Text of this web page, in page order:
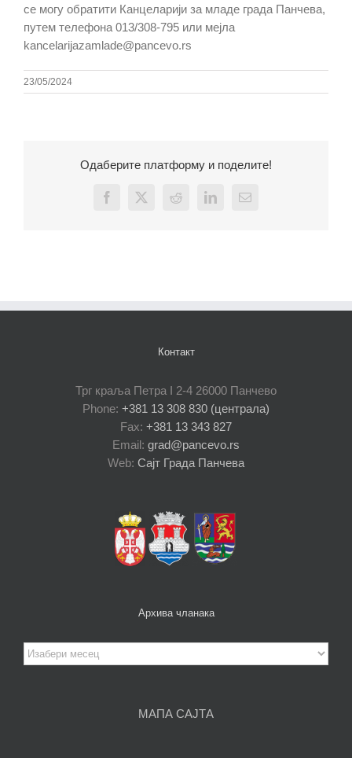
се могу обратити Канцеларији за младе града Панчева,
путем телефона 013/308-795 или мејла
kancelarijazamlade@pancevo.rs
23/05/2024
Одаберите платформу и поделите!
Facebook
X Reddit LinkedInEmail
Контакт
Трг краља Петра I 2-4 26000 Панчево
Phone: +381 13 308 830 (централа)
Fax: +381 13 343 827
Email: grad@pancevo.rs
Web: Сајт Града Панчева
Архива чланака
Архива
чланака
МАПА САЈТА